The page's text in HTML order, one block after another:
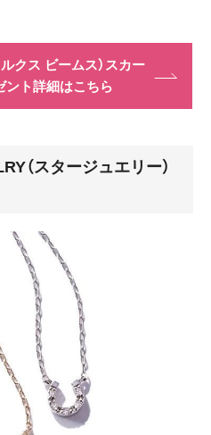
クス ビームス）スカー
ント詳細はこちら
（スタージュエリー）